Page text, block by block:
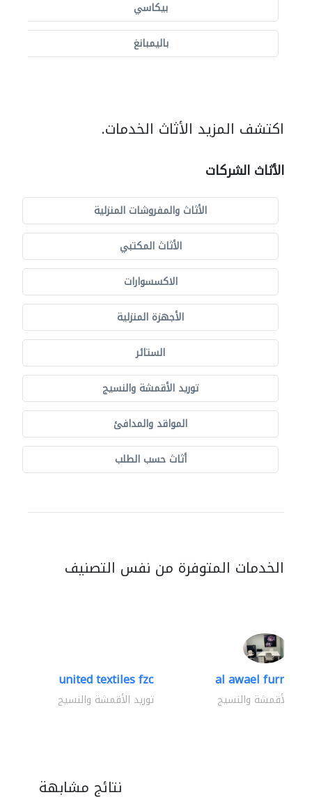
بيكاسي
باليمبانغ
اكتشف المزيد الأثاث الخدمات.
الأثاث الشركات
الأثاث والمفروشات المنزلية
الأثاث المكتبي
الاكسسوارات
الأجهزة المنزلية
الستائر
توريد الأقمشة والنسيج
المواقد والمدافئ
أثاث حسب الطلب
الخدمات المتوفرة من نفس التصنيف
united textiles fzc
توريد الأقمشة والنسيج
al awael
الأقمشة والنسيج
نتائج مشابهة